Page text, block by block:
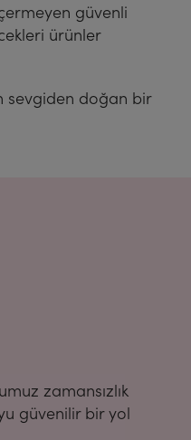
güvenli
ürünler
sevgiden doğan bir
zamansızlık
güvenilir bir yol